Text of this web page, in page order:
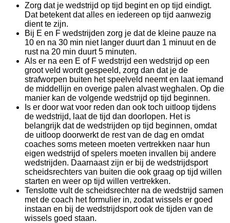
Zorg dat je wedstrijd op tijd begint en op tijd eindigt.
Dat betekent dat alles en iedereen op tijd aanwezig
dient te zijn.
Bij E en F wedstrijden zorg je dat de kleine pauze na
10 en na 30 min niet langer duurt dan 1 minuut en de
rust na 20 min duurt 5 minuten.
Als er na een E of F wedstrijd een wedstrijd op een
groot veld wordt gespeeld, zorg dan dat je de
strafworpen buiten het speelveld neemt en laat iemand
de middellijn en overige palen alvast weghalen. Op die
manier kan de volgende wedstrijd op tijd beginnen.
Is er door wat voor reden dan ook toch uitloop tijdens
de wedstrijd, laat de tijd dan doorlopen. Het is
belangrijk dat de wedstrijden op tijd beginnen, omdat
de uitloop doorwerkt de rest van de dag en omdat
coaches soms meteen moeten vertrekken naar hun
eigen wedstrijd of spelers moeten invallen bij andere
wedstrijden. Daarnaast zijn er bij de wedstrijdsport
scheidsrechters van buiten die ook graag op tijd willen
starten en weer op tijd willen vertrekken.
Tenslotte vult de scheidsrechter na de wedstrijd samen
met de coach het formulier in, zodat wissels er goed
instaan en bij de wedstrijdsport ook de tijden van de
wissels goed staan.